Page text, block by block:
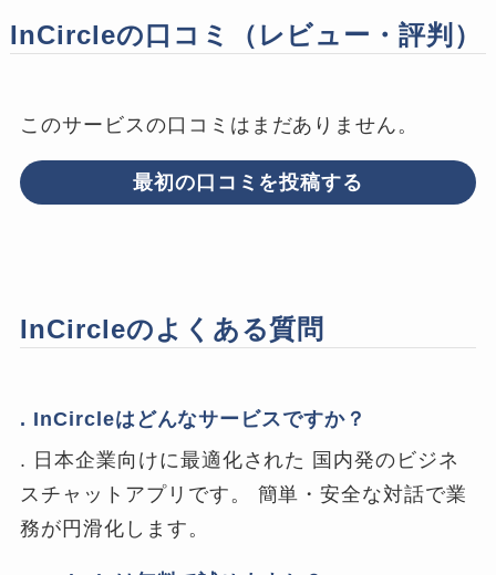
InCircleの口コミ（レビュー・評判）
このサービスの口コミはまだありません。
最初の口コミを投稿する
InCircleのよくある質問
. InCircleはどんなサービスですか？
. 日本企業向けに最適化された 国内発のビジネ
スチャットアプリです。 簡単・安全な対話で業
務が円滑化します。